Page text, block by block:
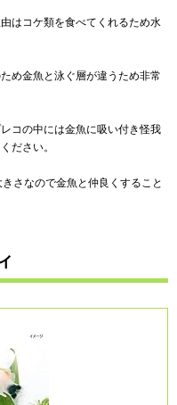
はコケ類を食べてくれるため水
め金魚と泳ぐ層が違うため非常
コの中には金魚に吸い付き怪我
ださい。
さなので金魚と仲良くすること